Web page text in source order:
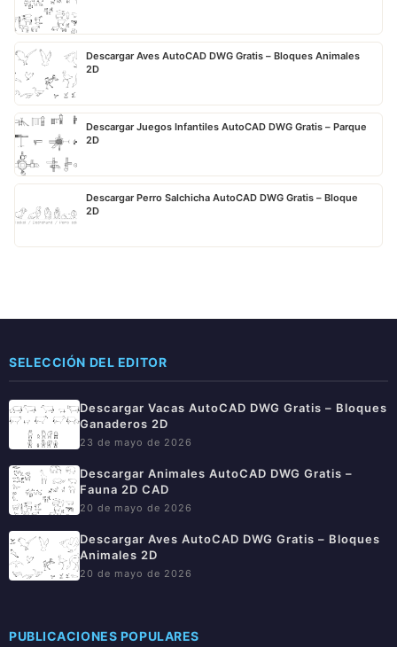
Descargar Aves AutoCAD DWG Gratis – Bloques Animales
2D
Descargar Juegos Infantiles AutoCAD DWG Gratis – Parque
2D
Descargar Perro Salchicha AutoCAD DWG Gratis – Bloque
2D
SELECCIÓN DEL EDITOR
Descargar Vacas AutoCAD DWG Gratis – Bloques
Ganaderos 2D
23 de mayo de 2026
Descargar Animales AutoCAD DWG Gratis –
Fauna 2D CAD
20 de mayo de 2026
Descargar Aves AutoCAD DWG Gratis – Bloques
Animales 2D
20 de mayo de 2026
PUBLICACIONES POPULARES